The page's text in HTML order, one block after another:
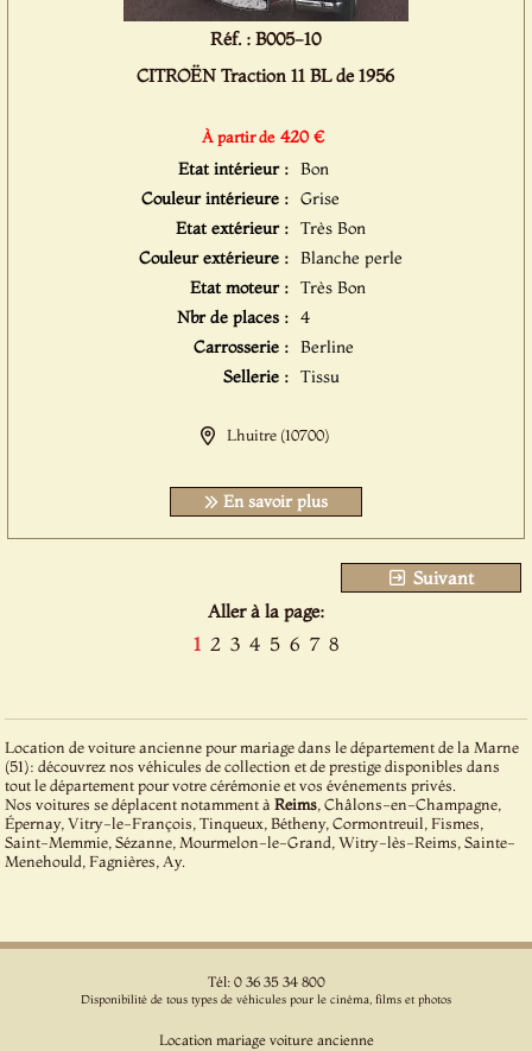
Réf. : B005-10
CITROËN Traction 11 BL de 1956
À partir de 420 €
Etat intérieur : Bon
Couleur intérieure : Grise
Etat extérieur : Très Bon
Couleur extérieure : Blanche perle
Etat moteur : Très Bon
Nbr de places : 4
Carrosserie : Berline
Sellerie : Tissu
Lhuitre (10700)
En savoir plus
Suivant
Aller à la page:
1 2 3 4 5 6 7 8
Location de voiture ancienne pour mariage dans le département de la Marne
(51): découvrez nos véhicules de collection et de prestige disponibles dans
tout le département pour votre cérémonie et vos événements privés.
Nos voitures se déplacent notamment àReims , Châlons-en-Champagne,
Épernay, Vitry-le-François, Tinqueux, Bétheny, Cormontreuil, Fismes,
Saint-Memmie, Sézanne, Mourmelon-le-Grand, Witry-lès-Reims, Sainte-
Menehould, Fagnières, Ay.
Tél: 0 36 35 34 800
Disponibilité de tous types de véhicules pour le cinéma, films et photos
Location mariage voiture ancienne